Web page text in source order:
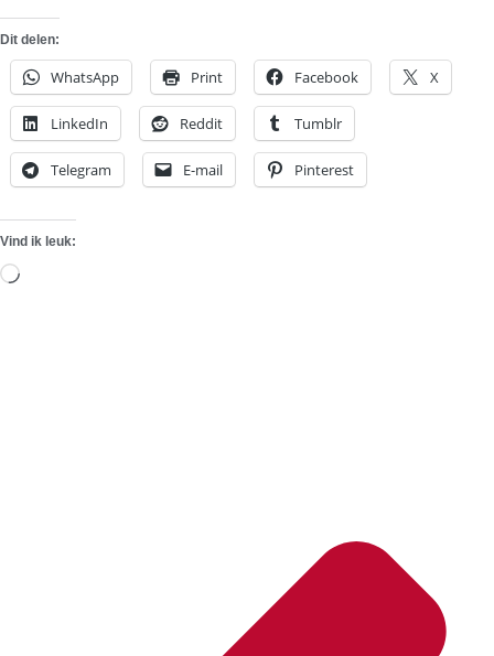
Dit delen:
WhatsApp Print Facebook X
LinkedIn Reddit Tumblr
Telegram E-mail Pinterest
Vind ik leuk:
Aan